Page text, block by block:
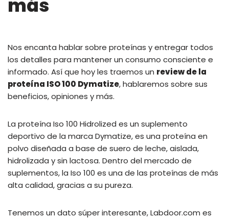
más
Nos encanta hablar sobre proteínas y entregar todos
los detalles para mantener un consumo consciente e
informado. Así que hoy les traemos un review de la
proteína ISO 100 Dymatize, hablaremos sobre sus
beneficios, opiniones y más.
La proteína Iso 100 Hidrolized es un suplemento
deportivo de la marca Dymatize, es una proteína en
polvo diseñada a base de suero de leche, aislada,
hidrolizada y sin lactosa. Dentro del mercado de
suplementos, la Iso 100 es una de las proteínas de más
alta calidad, gracias a su pureza.
Tenemos un dato súper interesante, Labdoor.com es